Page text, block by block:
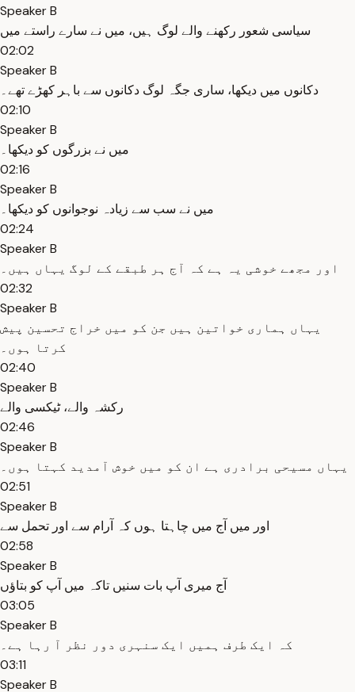
Speaker B
سیاسی شعور رکھنے والے لوگ ہیں، میں نے سارے راستے میں
02:02
Speaker B
دکانوں میں دیکھا، ساری جگہ لوگ دکانوں سے باہر کھڑے تھے۔
02:10
Speaker B
میں نے بزرگوں کو دیکھا۔
02:16
Speaker B
میں نے سب سے زیادہ نوجوانوں کو دیکھا۔
02:24
Speaker B
اور مجھے خوشی یہ ہے کہ آج ہر طبقے کے لوگ یہاں ہیں۔
02:32
Speaker B
یہاں ہماری خواتین ہیں جن کو میں خراج تحسین پیش
کرتا ہوں۔
02:40
Speaker B
رکشہ والے، ٹیکسی والے
02:46
Speaker B
یہاں مسیحی برادری ہے ان کو میں خوش آمدید کہتا ہوں۔
02:51
Speaker B
اور میں آج میں چاہتا ہوں کہ آرام سے اور تحمل سے
02:58
Speaker B
آج میری آپ بات سنیں تاکہ میں آپ کو بتاؤں
03:05
Speaker B
کہ ایک طرف ہمیں ایک سنہری دور نظر آ رہا ہے۔
03:11
Speaker B